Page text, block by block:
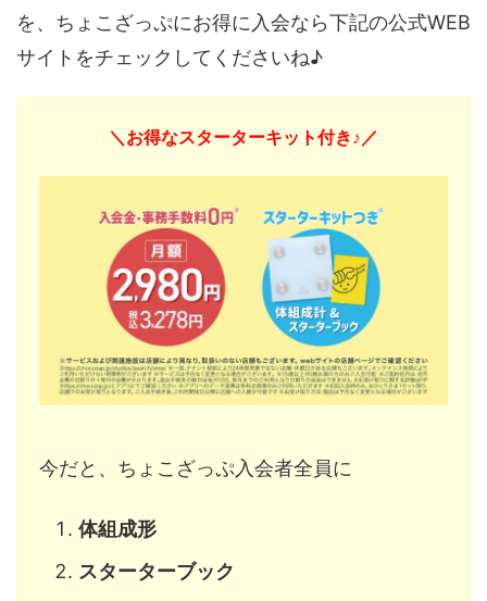
を、ちょこざっぷにお得に入会なら下記の公式WEB
サイトをチェックしてくださいね♪
＼お得なスターターキット付き♪／
今だと、ちょこざっぷ入会者全員に
体組成形
スターターブック